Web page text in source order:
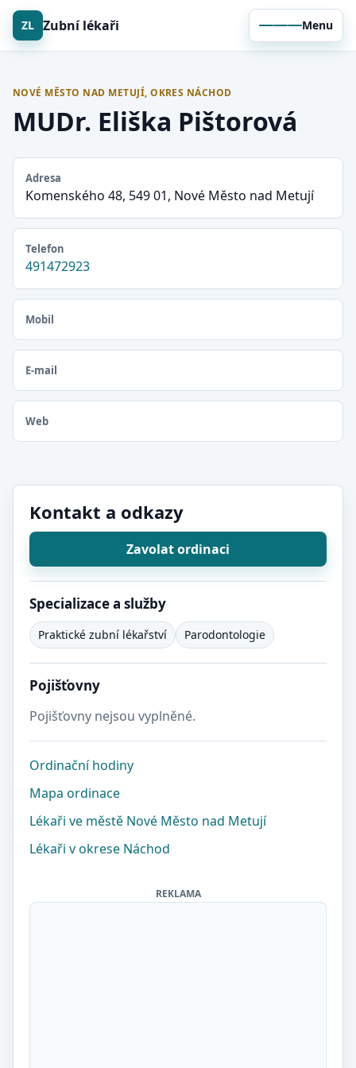
ZL Zubní lékaři Menu
NOVÉ MĚSTO NAD METUJÍ, OKRES NÁCHOD
MUDr. Eliška Pištorová
Adresa
Komenského 48, 549 01, Nové Město nad Metují
Telefon
491472923
Mobil
E-mail
Web
Kontakt a odkazy
Zavolat ordinaci
Specializace a služby
Praktické zubní lékařství Parodontologie
Pojišťovny
Pojišťovny nejsou vyplněné.
Ordinační hodiny
Mapa ordinace
Lékaři ve městě Nové Město nad Metují
Lékaři v okrese Náchod
REKLAMA